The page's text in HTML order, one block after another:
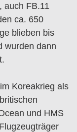
auch FB.11
ca. 650
blieben bis
wurden dann
Koreakrieg als
und HMS